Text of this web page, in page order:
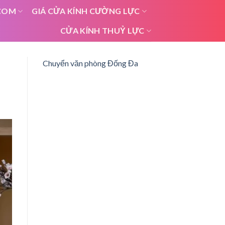
GIÁ CỬA KÍNH CƯỜNG LỰC
CỬA KÍNH THUỶ LỰC
Chuyển văn phòng Đống Đa